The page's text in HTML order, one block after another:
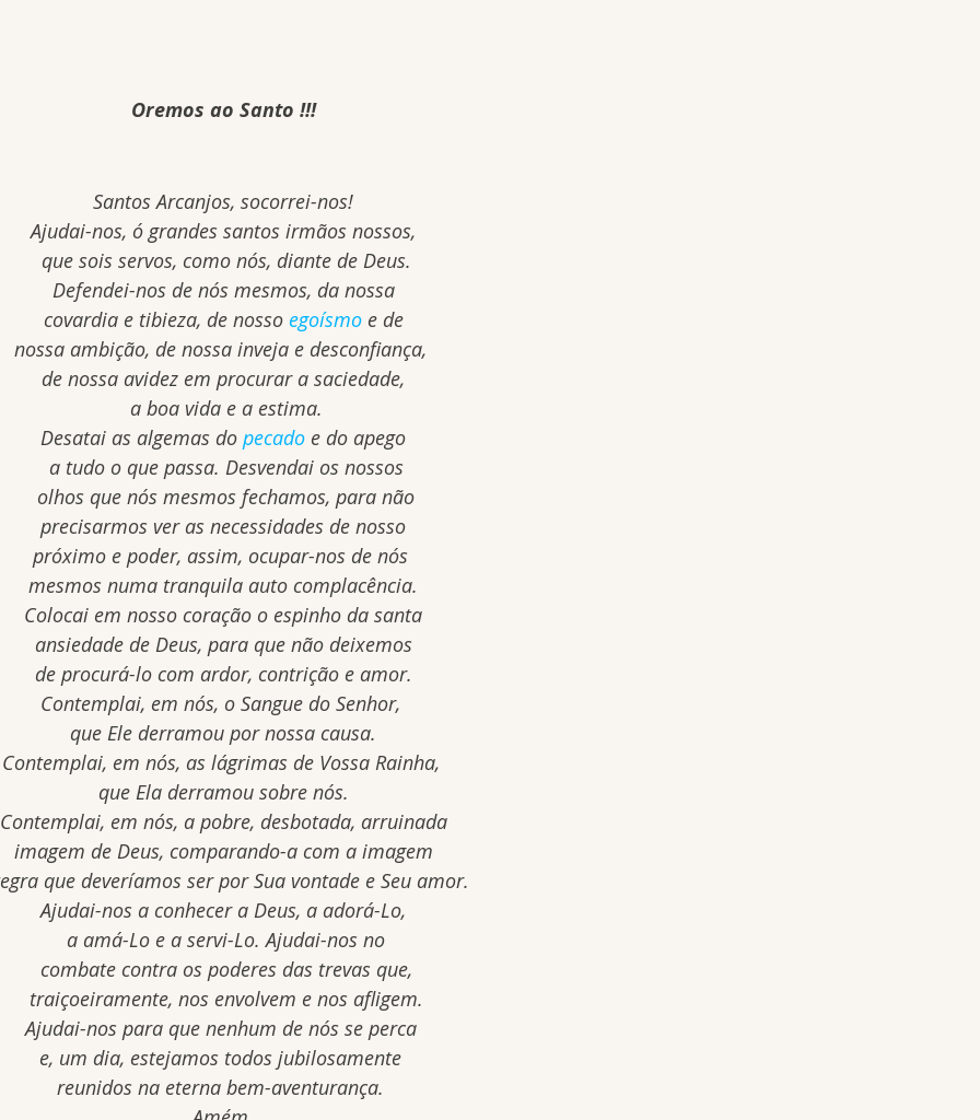
Oremos ao Santo !!!
Santos Arcanjos, socorrei-nos!
Ajudai-nos, ó grandes santos irmãos nossos,
que sois servos, como nós, diante de Deus.
Defendei-nos de nós mesmos, da nossa
covardia e tibieza, de nosso egoísmo e de
nossa ambição, de nossa inveja e desconfiança,
de nossa avidez em procurar a saciedade,
a boa vida e a estima.
Desatai as algemas do pecado e do apego
a tudo o que passa. Desvendai os nossos
olhos que nós mesmos fechamos, para não
precisarmos ver as necessidades de nosso
próximo e poder, assim, ocupar-nos de nós
mesmos numa tranquila auto complacência.
Colocai em nosso coração o espinho da santa
ansiedade de Deus, para que não deixemos
de procurá-lo com ardor, contrição e amor.
Contemplai, em nós, o Sangue do Senhor,
que Ele derramou por nossa causa.
Contemplai, em nós, as lágrimas de Vossa Rainha,
que Ela derramou sobre nós.
Contemplai, em nós, a pobre, desbotada, arruinada
imagem de Deus, comparando-a com a imagem
que deveríamos ser por Sua vontade e Seu amor.
Ajudai-nos a conhecer a Deus, a adorá-Lo,
a amá-Lo e a servi-Lo. Ajudai-nos no
combate contra os poderes das trevas que,
traiçoeiramente, nos envolvem e nos afligem.
Ajudai-nos para que nenhum de nós se perca
e, um dia, estejamos todos jubilosamente
reunidos na eterna bem-aventurança.